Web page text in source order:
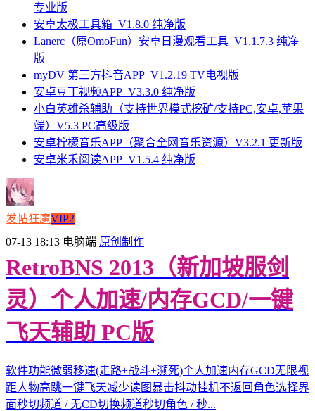
专业版
安卓太极工具箱_V1.8.0 纯净版
Lanerc（原OmoFun）安卓日漫观看工具_V1.1.7.3 纯净
版
myDV 第三方抖音APP_V1.2.19 TV电视版
安卓豆丁视频APP_V3.3.0 纯净版
小白英雄杀辅助（支持世界模式挖矿/支持PC,安卓,苹果
端）V5.3 PC高级版
安卓柠檬音乐APP（聚合全网音乐资源）V3.2.1 更新版
安卓米禾阅读APP_V1.5.4 纯净版
发帖狂魔VIP2
07-13 18:13 电脑端 原创制作
RetroBNS 2013（新加坡服剑
灵）个人加速/内存GCD/一键
飞天辅助 PC版
软件功能微弱移速(走路+战斗+濒死)个人加速内存GCD无限视
距人物高跳一键飞天减少读图暴击抖动挂机不返回角色选择界
面秒切频道 / 无CD切换频道秒切角色 / 秒...